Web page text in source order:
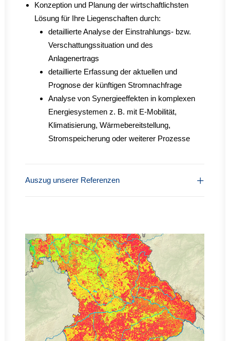
Konzeption und Planung der wirtschaftlichsten
Lösung für Ihre Liegenschaften durch:
detaillierte Analyse der Einstrahlungs- bzw.
Verschattungssituation und des
Anlagenertrags
detaillierte Erfassung der aktuellen und
Prognose der künftigen Stromnachfrage
Analyse von Synergieeffekten in komplexen
Energiesystemen z. B. mit E-Mobilität,
Klimatisierung, Wärmebereitstellung,
Stromspeicherung oder weiterer Prozesse
Auszug unserer Referenzen